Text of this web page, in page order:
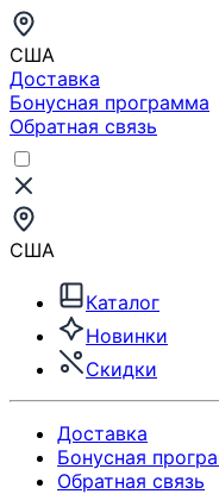
США
Доставка
Бонусная программа
Обратная связь
США
Каталог
Новинки
Скидки
Доставка
Бонусная
Обратная связь